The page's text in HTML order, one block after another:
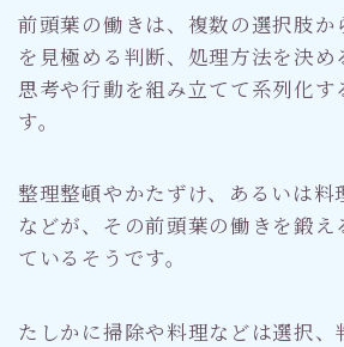
前頭葉の働きは、複数の選択肢か
を見極める判断、処理方法を決め
思考や行動を組み立てて系列化す
す。
整理整頓やかたずけ、あるいは料
などが、その前頭葉の働きを鍛え
ているそうです。
たしかに掃除や料理などは選択、